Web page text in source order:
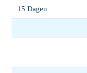
15 Dagen